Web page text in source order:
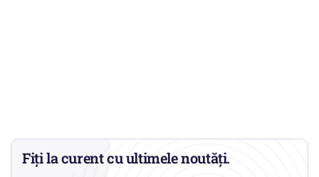
Fiți la curent cu ultimele noutăți.